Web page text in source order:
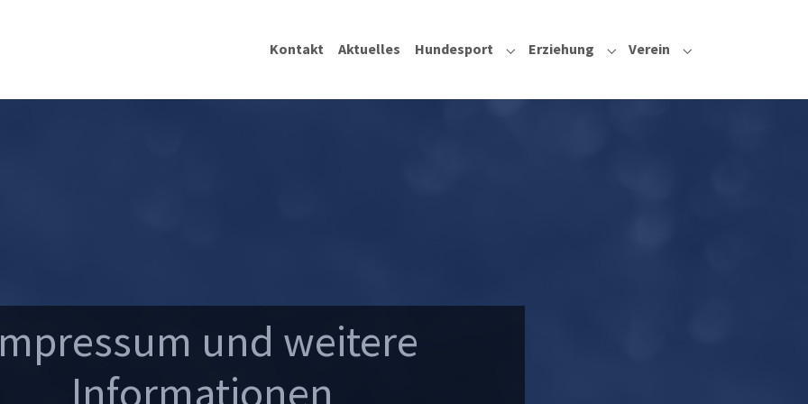
Kontakt Aktuelles Hundesport Submenu for "Hundesport"
Erziehung Submenu for "Erziehung"
Verein Submenu for
und weitere
Informationen